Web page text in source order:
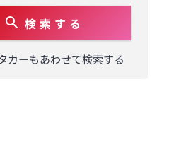
検 索 す る
カーもあわせて検索する